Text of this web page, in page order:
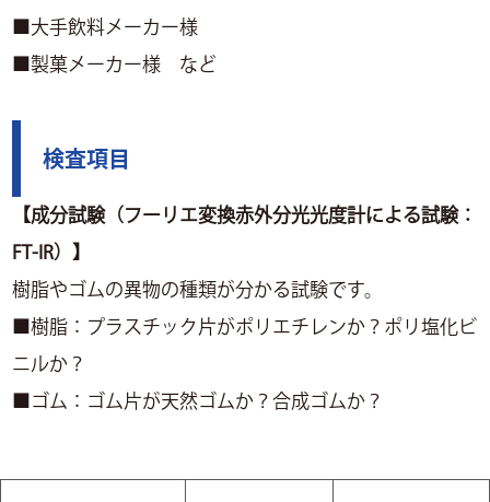
■大手飲料メーカー様
■製菓メーカー様 など
検査項目
【成分試験（フーリエ変換赤外分光光度計による試験：
FT-IR）】
樹脂やゴムの異物の種類が分かる試験です。
■樹脂：プラスチック片がポリエチレンか？ポリ塩化ビ
ニルか？
■ゴム：ゴム片が天然ゴムか？合成ゴムか？